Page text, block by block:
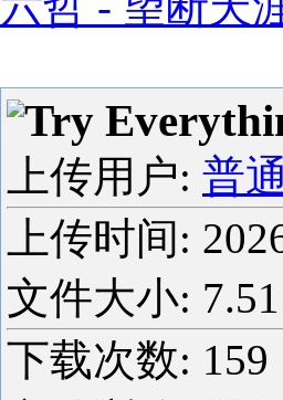
Try
上传用户: 普
上传时间:
文件大小:
下载次数: 159